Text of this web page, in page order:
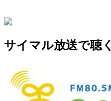
サイマル放送で聴く